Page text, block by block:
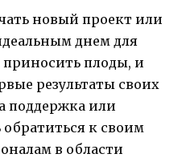
новый проект или
днем для
приносить плоды, и
результаты своих
поддержка или
обратиться к своим
в области